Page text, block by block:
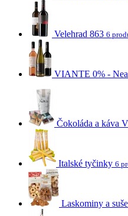
Velehrad 863 6
VIANTE 0% -
Čokoláda a káva
Italské tyčinky 6
Laskominy a